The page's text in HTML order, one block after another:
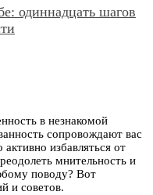
одиннадцать шагов
в незнакомой
сопровождают вас
избавляться от
мнительность и
поводу? Вот
и советов.